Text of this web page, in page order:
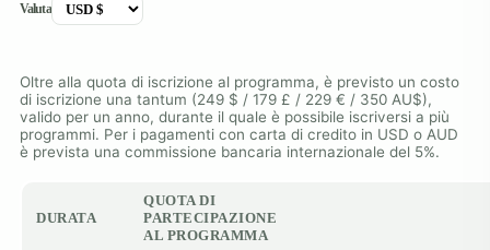
Valuta
Oltre alla quota di iscrizione al programma, è previsto un costo
di iscrizione una tantum (249 $ / 179 £ / 229 € / 350 AU$),
valido per un anno, durante il quale è possibile iscriversi a più
programmi. Per i pagamenti con carta di credito in USD o AUD
è prevista una commissione bancaria internazionale del 5%.
DURATA
QUOTA DI
PARTECIPAZIONE
AL PROGRAMMA